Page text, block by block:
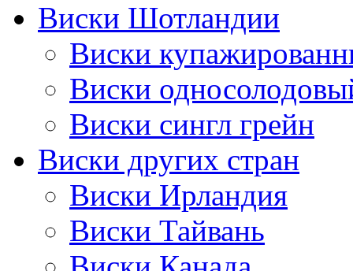
Виски Шотландии
Виски
Виски
Виски сингл грейн
Виски других стран
Виски Ирландия
Виски Тайвань